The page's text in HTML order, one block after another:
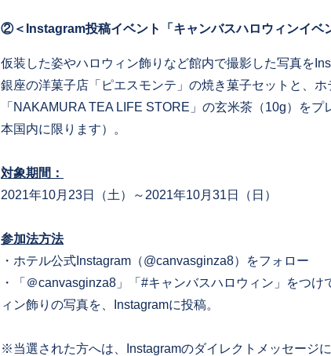
②＜Instagram投稿イベント「キャンバスハロウィンイベ
仮装した姿やハロウィン飾りなど館内で撮影した写真を
銀座の洋菓子店「ピエスモンテ」の焼き菓子セットと、
「NAKAMURA TEA LIFE STORE」の玄米茶（10g）を
本国内に限ります）。
対象期間：
2021年10月23日（土）～2021年10月31日（日）
参加法方法
・ホテル公式Instagram（@canvasginza8）をフォロー
・「＠canvasginza8」「#キャンバスハロウィン」をつ
ィン飾りの写真を、Instagramに投稿。
※当選された方へは、Instagramのダイレクトメッセージ